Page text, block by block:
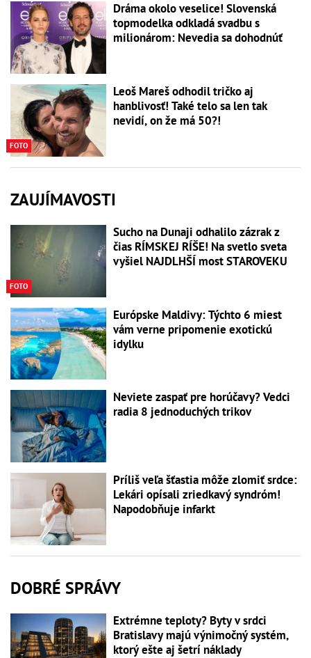
Dráma okolo veselice! Slovenská
topmodelka odkladá svadbu s
milionárom: Nevedia sa dohodnúť
FOTO
Leoš Mareš odhodil tričko aj
hanblivosť! Také telo sa len tak
nevidí, on že má 50?!
ZAUJÍMAVOSTI
FOTO
Sucho na Dunaji odhalilo zázrak z
čias RÍMSKEJ RÍŠE! Na svetlo sveta
vyšiel NAJDLHŠÍ most STAROVEKU
Európske Maldivy: Týchto 6 miest
vám verne pripomenie exotickú
idylku
Neviete zaspať pre horúčavy? Vedci
radia 8 jednoduchých trikov
Príliš veľa šťastia môže zlomiť srdce:
Lekári opísali zriedkavý syndróm!
Napodobňuje infarkt
DOBRÉ SPRÁVY
Extrémne teploty? Byty v srdci
Bratislavy majú výnimočný systém,
ktorý ešte aj šetrí náklady